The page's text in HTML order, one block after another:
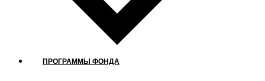
ПРОГРАММЫ ФОНДА